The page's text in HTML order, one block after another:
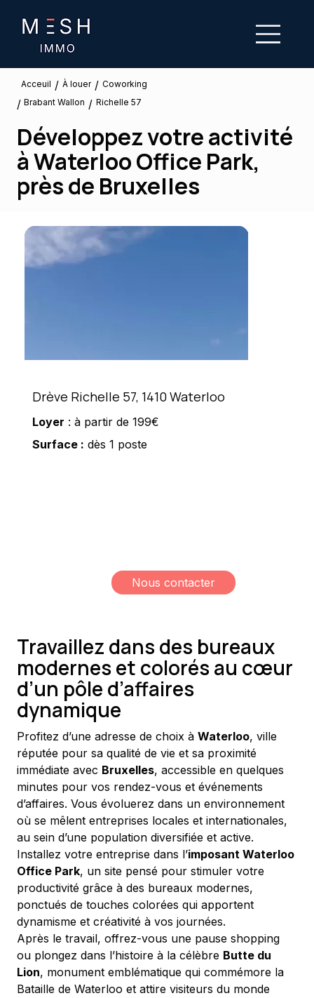
Acceuil / À louer / Coworking
/ Brabant Wallon / Richelle 57
Développez votre activité
à Waterloo Office Park,
près de Bruxelles
Drève Richelle 57, 1410 Waterloo
Loyer : à partir de 199€
Surface : dès 1 poste
Nous contacter
Travaillez dans des bureaux
modernes et colorés au cœur
d’un pôle d’affaires
dynamique
Profitez d’une adresse de choix à Waterloo, ville
réputée pour sa qualité de vie et sa proximité
immédiate avec Bruxelles, accessible en quelques
minutes pour vos rendez-vous et événements
d’affaires. Vous évoluerez dans un environnement
où se mêlent entreprises locales et internationales,
au sein d’une population diversifiée et active.
Installez votre entreprise dans l’imposant Waterloo
Office Park, un site pensé pour stimuler votre
productivité grâce à des bureaux modernes,
ponctués de touches colorées qui apportent
dynamisme et créativité à vos journées.
Après le travail, offrez-vous une pause shopping
ou plongez dans l’histoire à la célèbre Butte du
Lion, monument emblématique qui commémore la
Bataille de Waterloo et attire visiteurs du monde